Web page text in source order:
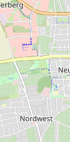
klar
die Stärkung
mit